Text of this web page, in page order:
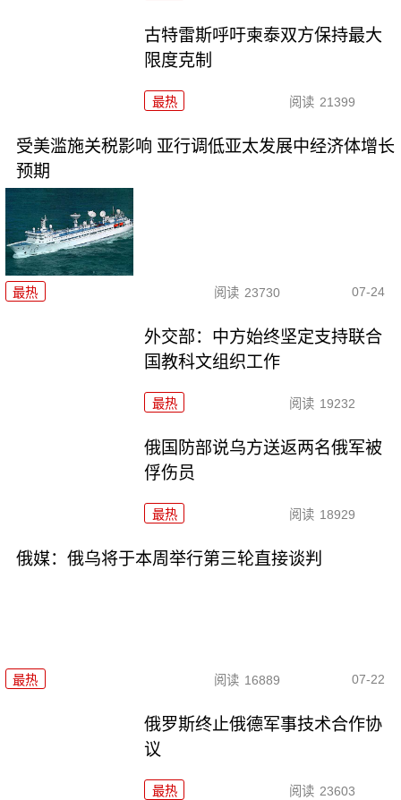
古特雷斯呼吁柬泰双方保持最大
限度克制
最热 阅读 21399
受美滥施关税影响 亚行调低亚太发展中经济体增长
预期
最热 阅读 23730 07-24
外交部：中方始终坚定支持联合
国教科文组织工作
最热 阅读 19232
俄国防部说乌方送返两名俄军被
俘伤员
最热 阅读 18929
俄媒：俄乌将于本周举行第三轮直接谈判
最热 阅读 16889 07-22
俄罗斯终止俄德军事技术合作协
议
最热 阅读 23603